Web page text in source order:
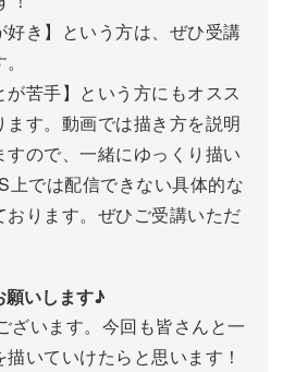
好き】という方は、ぜひ受講
苦手】という方にもオスス
す。動画では描き方を説明
すので、一緒にゆっくり描い
上では配信できない具体的な
ります。ぜひご受講いただ
願いします♪
ざいます。今回も皆さんと一
いていけたらと思います！